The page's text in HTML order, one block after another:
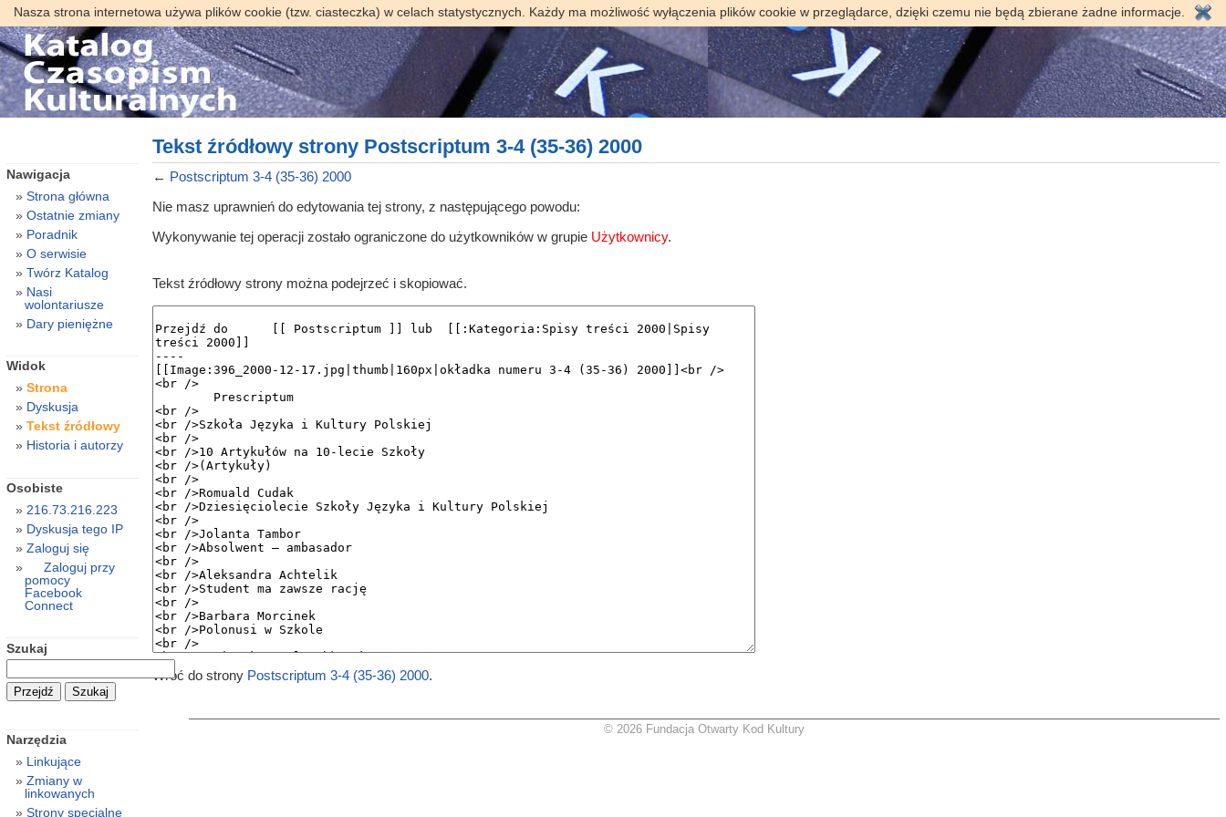
Nasza strona internetowa używa plików cookie (tzw. ciasteczka) w celach statystycznych. Każdy ma możliwość wyłączenia plików cookie w przeglądarce, dzięki czemu nie będą zbierane żadne informacje.
Tekst źródłowy strony Postscriptum 3-4 (35-36) 2000
← Postscriptum 3-4 (35-36) 2000
Nie masz uprawnień do edytowania tej strony, z następującego powodu:
Wykonywanie tej operacji zostało ograniczone do użytkowników w grupie Użytkownicy.
Tekst źródłowy strony można podejrzeć i skopiować.
Wróć do strony Postscriptum 3-4 (35-36) 2000.
Nawigacja
Strona główna
Ostatnie zmiany
Poradnik
O serwisie
Twórz Katalog
Nasi
wolontariusze
Dary pieniężne
Widok
Strona
Dyskusja
Tekst źródłowy
Historia i autorzy
Osobiste
216.73.216.223
Dyskusja tego IP
Zaloguj się
Zaloguj przy
pomocy
Facebook
Connect
Szukaj
Narzędzia
Linkujące
Zmiany w
linkowanych
Strony specjalne
© 2026 Fundacja Otwarty Kod Kultury